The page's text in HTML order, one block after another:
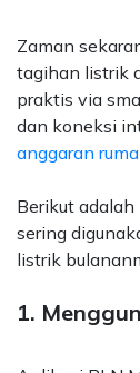
Zaman
tagihan listrik
praktis via
dan koneksi
anggaran
Berikut
sering
listrik
1.